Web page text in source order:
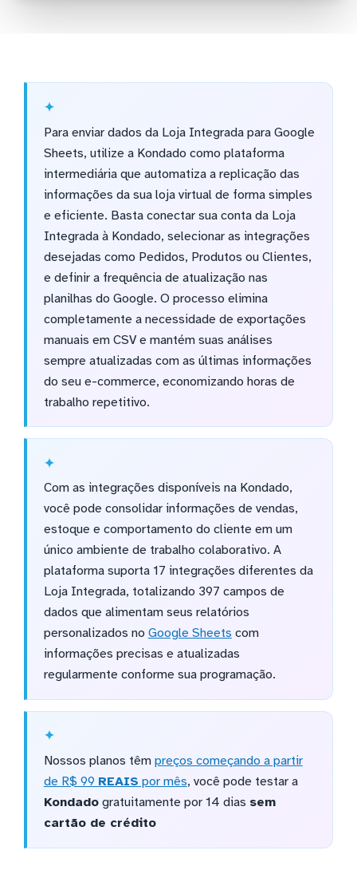
Para enviar dados da Loja Integrada para Google
Sheets, utilize a Kondado como plataforma
intermediária que automatiza a replicação das
informações da sua loja virtual de forma simples
e eficiente. Basta conectar sua conta da Loja
Integrada à Kondado, selecionar as integrações
desejadas como Pedidos, Produtos ou Clientes,
e definir a frequência de atualização nas
planilhas do Google. O processo elimina
completamente a necessidade de exportações
manuais em CSV e mantém suas análises
sempre atualizadas com as últimas informações
do seu e-commerce, economizando horas de
trabalho repetitivo.
Com as integrações disponíveis na Kondado,
você pode consolidar informações de vendas,
estoque e comportamento do cliente em um
único ambiente de trabalho colaborativo. A
plataforma suporta 17 integrações diferentes da
Loja Integrada, totalizando 397 campos de
dados que alimentam seus relatórios
personalizados no Google Sheets com
informações precisas e atualizadas
regularmente conforme sua programação.
Nossos planos têm preços começando a partir
de R$ 99 REAIS por mês, você pode testar a
Kondadogratuitamente por 14 dias sem
cartão de crédito